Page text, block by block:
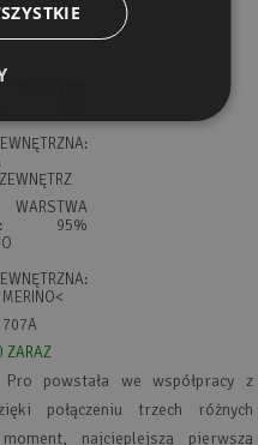
95%
707A
ZARAZ
powstała we współpracy z
połączeniu trzech różnych
najcieplejszą pierwszą